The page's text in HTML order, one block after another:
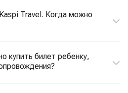
Travel. Когда можно
купить билет ребенку,